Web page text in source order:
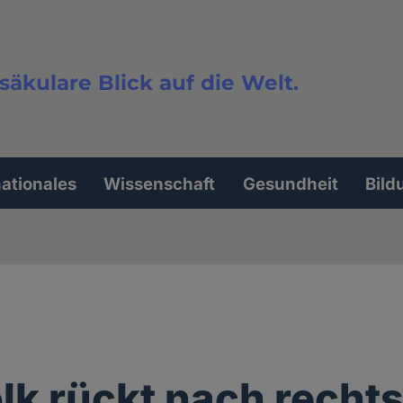
Blick auf die Welt.
Wissenschaft Gesundheit